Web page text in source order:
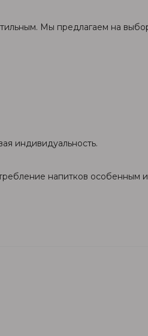
Мы предлагаем на
индивидуальность.
напитков особенным и